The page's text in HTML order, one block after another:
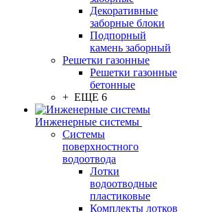
Декоративные
заборные блоки
Подпорный
камень заборный
Решетки газонные
Решетки газонные
бетонные
+ ЕЩЕ 6
Инженерные системы
Системы
поверхностного
водоотвода
Лотки
водоотводные
пластиковые
Комплекты лотков